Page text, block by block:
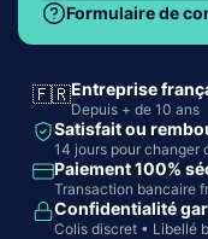
Formulaire de
🇫🇷Entreprise
Depuis + de 10 ans
Satisfait ou
14 jours pour changer
Paiement 100%
Transaction bancaire
Confidentialité
Colis discret • Libellé